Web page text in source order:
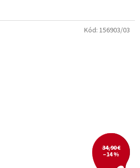
34,90 €
–14 %
Kód: 156903/03